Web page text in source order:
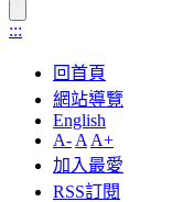
:::
回首頁
網站導覽
English
A- A A+
加入最愛
RSS訂閱